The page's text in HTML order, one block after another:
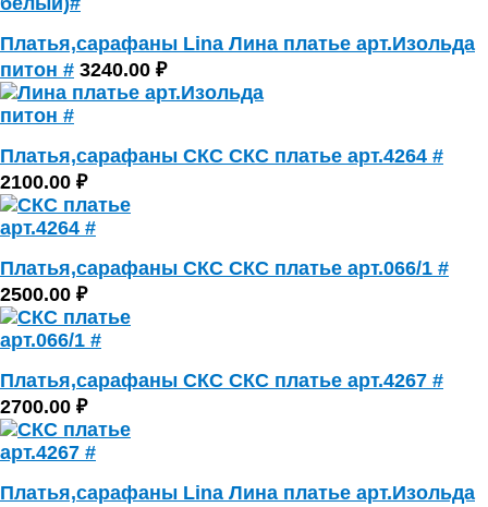
Платья,сарафаны Lina Лина платье арт.Изольда
питон # 3240.00 ₽
Платья,сарафаны СКС СКС платье арт.4264 #
2100.00 ₽
Платья,сарафаны СКС СКС платье арт.066/1 #
2500.00 ₽
Платья,сарафаны СКС СКС платье арт.4267 #
2700.00 ₽
Платья,сарафаны Lina Лина платье арт.Изольда